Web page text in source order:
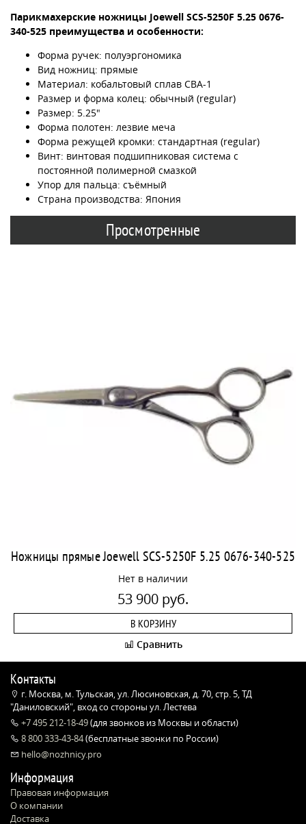
Парикмахерские ножницы Joewell SCS-5250F 5.25 0676-
340-525 преимущества и особенности:
Форма ручек: полуэргономика
Вид ножниц: прямые
Материал: кобальтовый сплав CBA-1
Размер и форма колец: обычный (regular)
Размер: 5.25"
Форма полотен: лезвие меча
Форма режущей кромки: стандартная (regular)
Винт: винтовая подшипниковая система с
постоянной полимерной смазкой
Упор для пальца: съёмный
Страна производства: Япония
Просмотренные
Ножницы прямые Joewell SCS-5250F 5.25 0676-340-525
Нет в наличии
53 900 руб.
В КОРЗИНУ
Сравнить
Контакты
г. Москва, м. Тульская, ул. Люсиновская, д. 70, стр. 5, ТД
"Даниловский", вход со стороны ул. Лестева
+7 495 212-18-49(для звонков из Москвы и области)
8 800 333-43-84(бесплатные звонки по России)
hello@nozhnicy.pro
Информация
Правовая информация
О компании
Доставка